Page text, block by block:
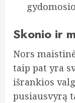
Skonio ir
Nors
taip pat yra
išrankios
pusiausvyrą